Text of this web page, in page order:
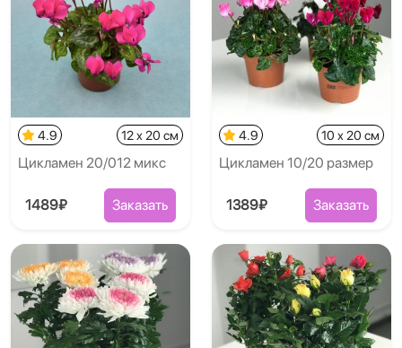
4.9 12 x 20 см
Цикламен 20/012 микс
1489₽ Заказать
4.9 10 x 20 см
Цикламен 10/20 размер
1389₽ Заказать